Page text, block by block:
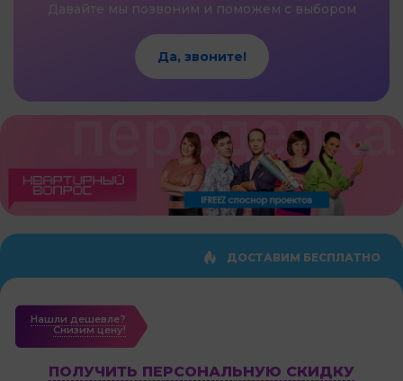
Давайте мы позвоним и поможем с выбором
Да, звоните!
ДОСТАВИМ БЕСПЛАТНО
Нашли дешевле?
Cнизим цену!
ПОЛУЧИТЬ ПЕРСОНАЛЬНУЮ СКИДКУ